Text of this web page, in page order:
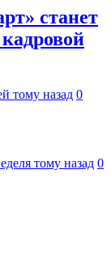
станет
тому назад 0
тому назад 0